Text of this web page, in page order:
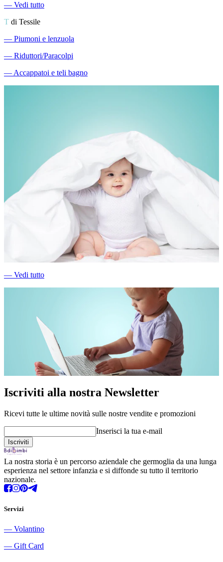
― Vedi tutto
T di Tessile
― Piumoni e lenzuola
― Riduttori/Paracolpi
―Accappatoi e teli bagno
― Vedi tutto
Iscriviti alla nostra Newsletter
Ricevi tutte le ultime novità sulle nostre vendite e promozioni
Inserisci la tua e-mail
La nostra storia è un percorso aziendale che germoglia da una lunga
esperienza nel settore infanzia e si diffonde su tutto il territorio
nazionale.
Servizi
― Volantino
― Gift Card